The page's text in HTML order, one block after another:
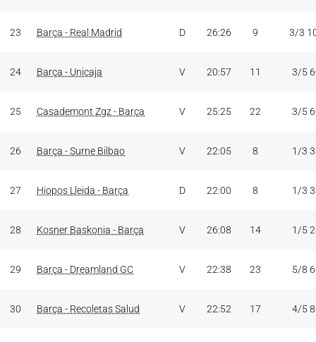
23 Barça - Real Madrid D 26:26 9 3/3
24 Barça - Unicaja V 20:57 11 3/5
25 Casademont Zgz - Barça V 25:25 22 3/5
26 Barça - Surne Bilbao V 22:05 8 1/3
27 Hiopos Lleida - Barça D 22:00 8 1/3
28 Kosner Baskonia - Barça V 26:08 14 1/5
29 Barça - Dreamland GC V 22:38 23 5/8
30 Barça - Recoletas Salud V 22:52 17 4/5